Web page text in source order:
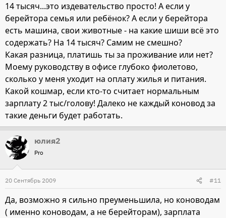
14 тысяч...это издевательство просто! А если у
берейтора семья или ребёнок? А если у берейтора
есть машина, свои животные - на какие шиши всё это
содержать? На 14 тысяч? Самим не смешно?
Какая разница, платишь ты за проживание или нет?
Моему руководству в офисе глубоко фиолетово,
сколько у меня уходит на оплату жилья и питания.
Какой кошмар, если кто-то считает нормальным
зарплату 2 тыс/голову! Далеко не каждый коновод за
такие деньги будет работать.
юлия2
Pro
20 Сентябрь 2009 #11
Да, возможно я сильно преуменьшила, но коноводам
( именно коноводам, а не берейторам), зарплата